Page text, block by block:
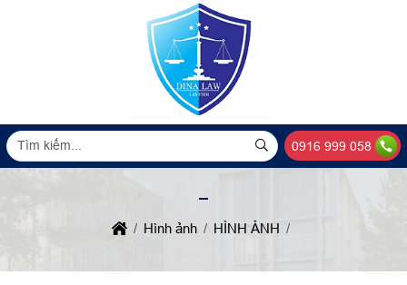
0916 999 058
Hình ảnh HÌNH ẢNH